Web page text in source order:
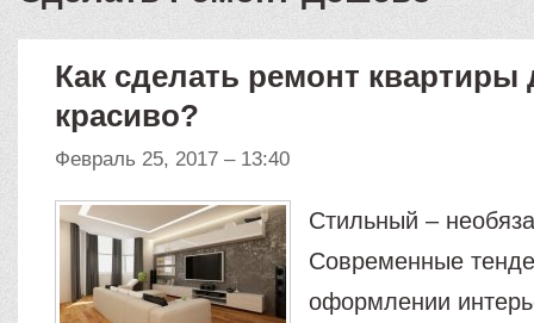
Как сделать ремонт
красиво?
Февраль 25, 2017 – 13:40
Стильный –
Современные
оформлении